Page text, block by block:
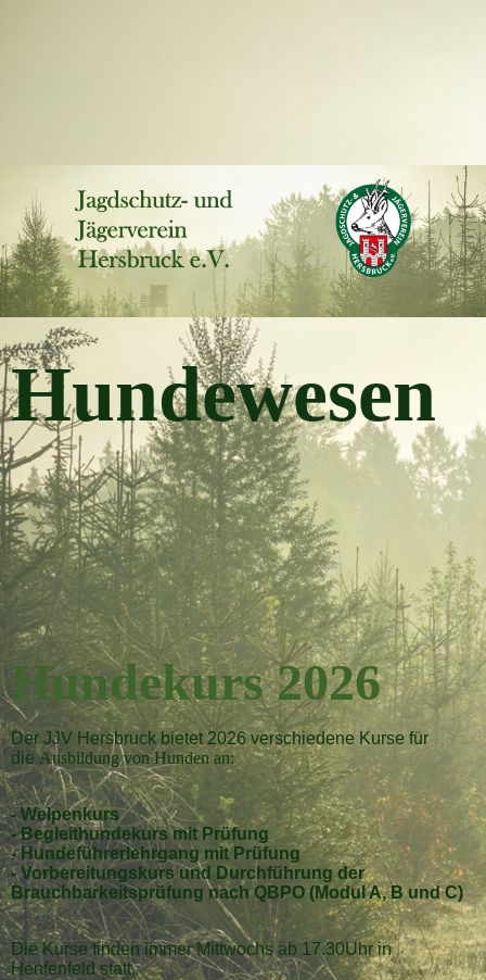
Hundewesen
Hundekurs 2026
Der JJV Hersbruck bietet 2026 verschiedene Kurse für
dieAusbildung von Hunden an:
- Welpenkurs
- Begleithundekurs mit Prüfung
- Hundeführerlehrgang mit Prüfung
- Vorbereitungskurs und Durchführung der
Brauchbarkeitsprüfung nach QBPO (Modul A, B und C)
Die Kurse finden immer Mittwochs ab 17.30Uhr in
Henfenfeld statt.